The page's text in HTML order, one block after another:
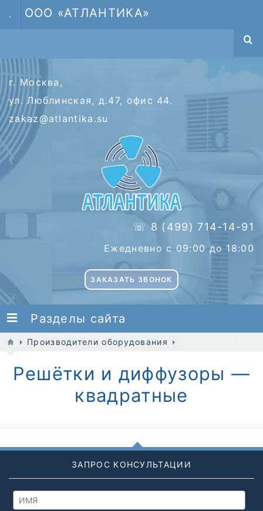
. ООО «АТЛАНТИКА»
г. Москва,
ул. Люблинская, д.47, офис 44.
zakaz@atlantika.su
☏ 8 (499) 714-14-91
Ежедневно с 09:00 до 18:00
ЗАКАЗАТЬ ЗВОНОК
Разделы сайта
Производители оборудования
Решётки и диффузоры —
квадратные
ЗАПРОС КОНСУЛЬТАЦИИ